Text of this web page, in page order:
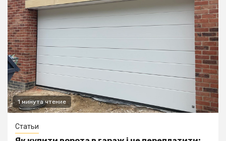
1 минута чтение
Статьи